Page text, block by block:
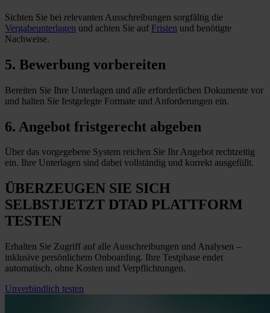
Sichten Sie bei relevanten Ausschreibungen sorgfältig die
Vergabeunterlagen und achten Sie auf Fristen und benötigte
Nachweise.
5. Bewerbung vorbereiten
Bereiten Sie Ihre Unterlagen und alle erforderlichen Dokumente vor
und halten Sie festgelegte Formate und Anforderungen ein.
6. Angebot fristgerecht abgeben
Über das vorgegebene System reichen Sie Ihr Angebot rechtzeitig
ein. Ihre Unterlagen sind dabei vollständig und korrekt ausgefüllt.
ÜBERZEUGEN SIE SICH
SELBSTJETZT DTAD PLATTFORM
TESTEN
Erhalten Sie Zugriff auf alle Ausschreibungen und Analysen –
inklusive persönlichem Onboarding. Ihre Testphase endet
automatisch, ohne Kosten und Verpflichtungen.
Unverbindlich testen